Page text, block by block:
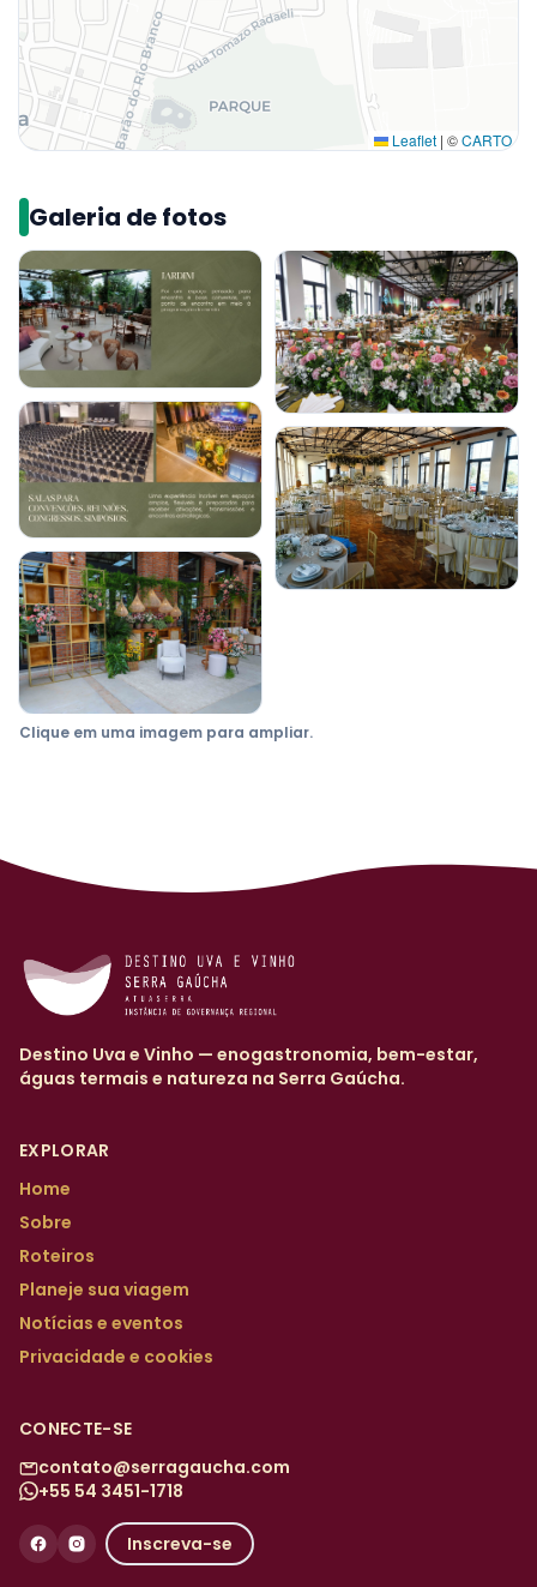
Leaflet | ©CARTO
Galeria de fotos
Clique em uma imagem para ampliar.
Destino Uva e Vinho — enogastronomia, bem-estar,
águas termais e natureza na Serra Gaúcha.
EXPLORAR
Home
Sobre
Roteiros
Planeje sua viagem
Notícias e eventos
Privacidade e cookies
CONECTE-SE
contato@serragaucha.com
+55 54 3451-1718
Inscreva-se